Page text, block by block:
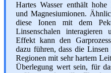
Hartes Wasser enthält
und Magnesiumionen.
diese Ionen mit dem
Linsenschalen interagieren
Effekt kann den
dazu führen, dass die
Regionen mit sehr hartem
Überlegung wert sein, für